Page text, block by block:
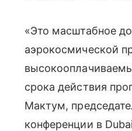
«Это масштабное
аэрокосмической
срока действия
Мактум,
конференции в